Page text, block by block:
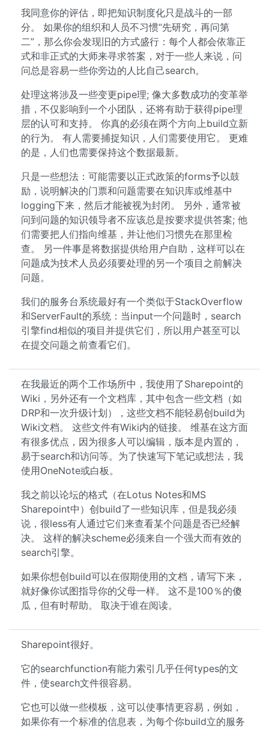
我同意你的评估，即把知识制度化只是战斗的一部
分。 如果你的组织和人员不习惯“先研究，再问第
二”，那么你会发现旧的方式盛行：每个人都会依靠正
式和非正式的大师来寻求答案，对于一些人来说，问
问总是容易一些你旁边的人比自己search。
处理这将涉及一些变更pipe理; 像大多数成功的变革举
措，不仅影响到一个小团队，还将有助于获得pipe理
层的认可和支持。 你真的必须在两个方向上build立新
的行为。 有人需要捕捉知识，人们需要使用它。 更难
的是，人们也需要保持这个数据最新。
只是一些想法：可能需要以正式政策的forms予以鼓
励，说明解决的门票和问题需要在知识库或维基中
logging下来，然后才能被视为封闭。 另外，通常被
问到问题的知识领导者不应该总是按要求提供答案; 他
们需要把人们指向维基，并让他们习惯先在那里检
查。 另一件事是将数据提供给用户自助，这样可以在
问题成为技术人员必须要处理的另一个项目之前解决
问题。
我们的服务台系统最好有一个类似于StackOverflow
和ServerFault的系统：当input一个问题时，search
引擎find相似的项目并提供它们，所以用户甚至可以
在提交问题之前查看它们。
在我最近的两个工作场所中，我使用了Sharepoint的
Wiki，另外还有一个文档库，其中包含一些文档（如
DRP和一次升级计划），这些文档不能轻易创build为
Wiki文档。 这些文件有Wiki内的链接。 维基在这方面
有很多优点，因为很多人可以编辑，版本是内置的，
易于search和访问等。为了快速写下笔记或想法，我
使用OneNote或白板。
我之前以论坛的格式（在Lotus Notes和MS
Sharepoint中）创build了一些知识库，但是我必须
说，很less有人通过它们来查看某个问题是否已经解
决。 这样的解决scheme必须来自一个强大而有效的
search引擎。
如果你想创build可以在假期使用的文档，请写下来，
就好像你试图指导你的父母一样。 这不是100％的傻
瓜，但有时帮助。 取决于谁在阅读。
Sharepoint很好。
它的searchfunction有能力索引几乎任何types的文
件，使search文件很容易。
它也可以做一些模板，这可以使事情更容易，例如，
如果你有一个标准的信息表，为每个你build立的服务